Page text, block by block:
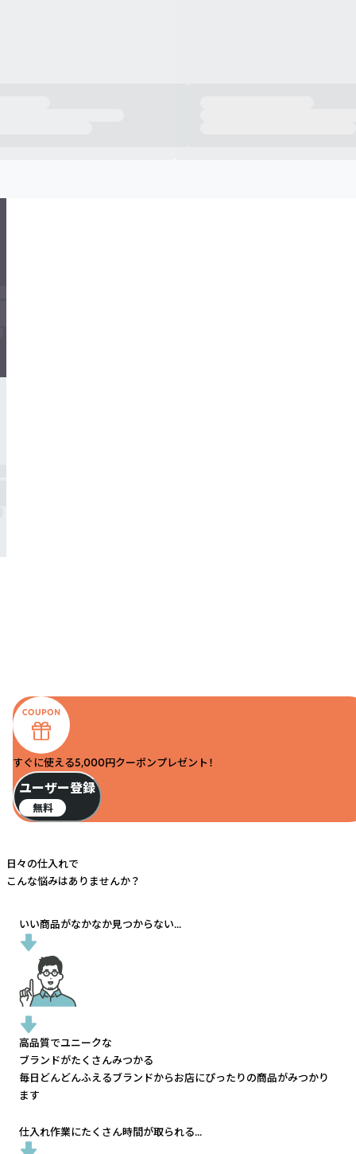
すぐに使える5,000円クーポンプレゼント！
ユーザー登録
無料
日々の仕入れで
こんな悩みはありませんか？
いい商品がなかなか見つからない...
高品質でユニークな
ブランドがたくさんみつかる
毎日どんどんふえるブランドからお店にぴったりの商品がみつかり
ます
仕入れ作業にたくさん時間が取られる...